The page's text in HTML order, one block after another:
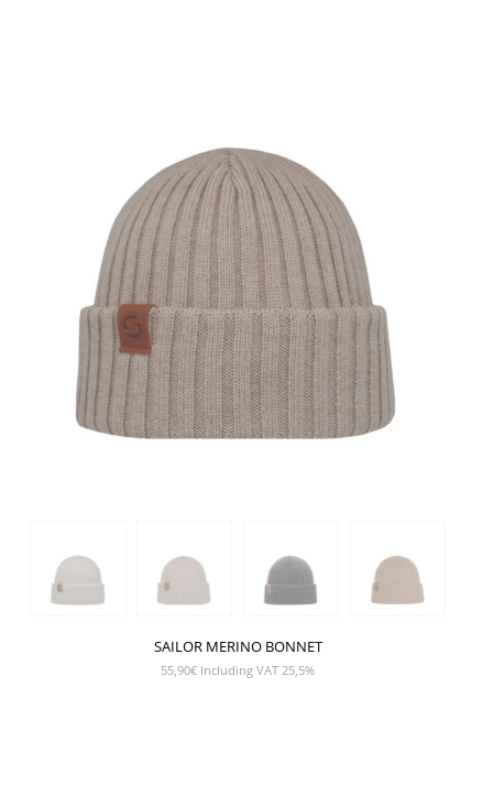
SAILOR MERINO BONNET
55,90€ Including VAT 25,5%